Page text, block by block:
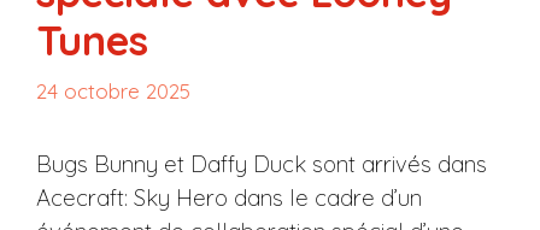
Tunes
24 octobre 2025
Bugs Bunny et Daffy Duck sont arrivés dans
Acecraft: Sky Hero dans le cadre d’un